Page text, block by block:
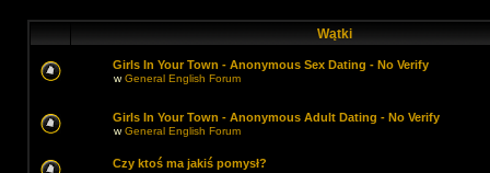
Wątki
Girls In Your Town - Anonymous Sex Dating - No Verify
wGeneral English Forum
Girls In Your Town - Anonymous Adult Dating - No Verify
wGeneral English Forum
Czy ktoś ma jakiś pomysł?